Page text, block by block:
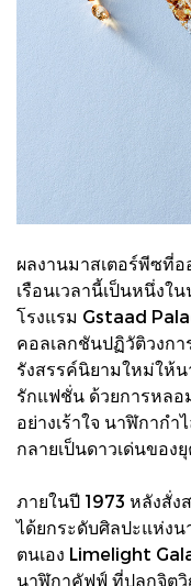
ผลงานมาสเตอร์พีซที่
เรือนเวลานี้เป็นหนึ่ง
โรงแรม Gstaad
คอลเลกชันปฏิวัติวงก
รังสรรค์นิยามใหม่ให้
รักแฟชั่น ด้วยการหลอ
อย่างเร้าใจ นาฬิกาก
กลายเป็นดาวเด่นของ
ภายในปี 1973 หลังสั่
ได้ยกระดับศิลปะแห่งน
ตนเอง Limelight
นาฬิกาคัฟฟ์ ที่ปลุกจิต